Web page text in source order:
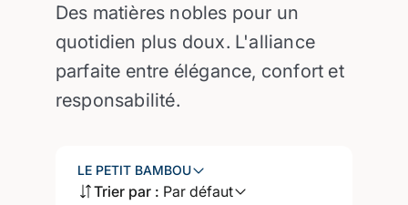
Des matières nobles pour un
quotidien plus doux. L'alliance
parfaite entre élégance, confort et
responsabilité.
LE PETIT BAMBOU
Trier par : Par défaut